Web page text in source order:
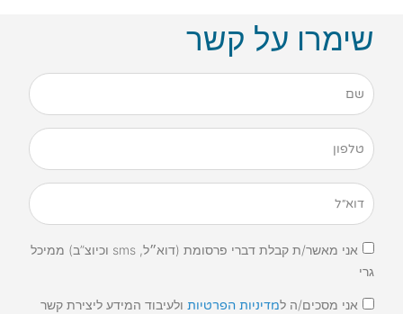
שימרו על קשר
אני מאשר/ת קבלת דברי פרסומת (דוא״ל, sms וכיוצ”ב) ממיכל
גרי
אני מסכים/ה למדיניות הפרטיות ולעיבוד המידע ליצירת קשר